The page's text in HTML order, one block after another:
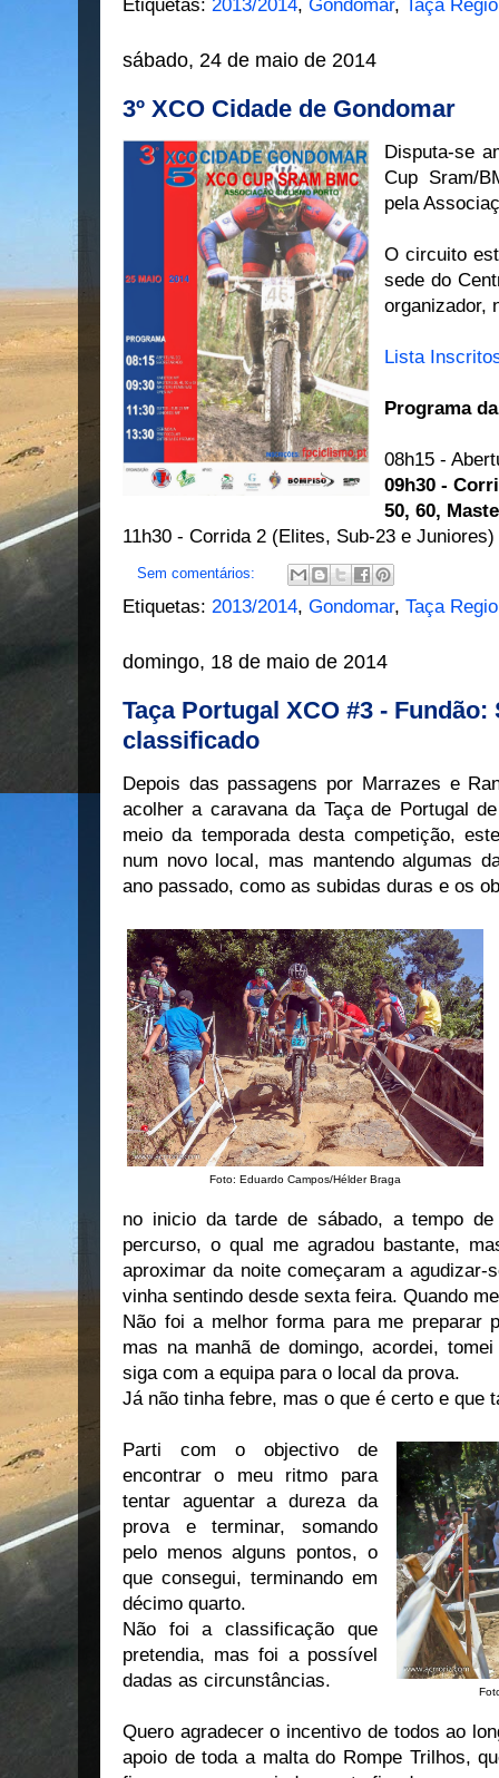
Etiquetas: 2013/2014, Gondomar, Taça
sábado, 24 de maio de 2014
3º XCO Cidade de Gondomar
Disputa-se
Cup Sram/
pela
O circuito
sede do
organizador,
Lista
Programa
08h15 -
09h30 -
50, 60,
11h30 - Corrida 2 (Elites, Sub-23 e Juniores)
Sem comentários:
Etiquetas: 2013/2014, Gondomar, Taça
domingo, 18 de maio de 2014
Taça Portugal XCO #3 - Fundão:
classificado
Depois das passagens por Marrazes e
acolher a caravana da Taça de Portugal
meio da temporada desta competição,
num novo local, mas mantendo algumas
ano passado, como as subidas duras e os
Foto: Eduardo Campos/Hélder Braga
no inicio da tarde de sábado, a tempo
percurso, o qual me agradou bastante,
aproximar da noite começaram a
vinha sentindo desde sexta feira. Quando
Não foi a melhor forma para me preparar
mas na manhã de domingo, acordei,
siga com a equipa para o local da prova.
Já não tinha febre, mas o que é certo e que
Parti com o objectivo de
encontrar o meu ritmo para
tentar aguentar a dureza da
prova e terminar, somando
pelo menos alguns pontos, o
que consegui, terminando em
décimo quarto.
Não foi a classificação que
pretendia, mas foi a possível
dadas as circunstâncias.
Quero agradecer o incentivo de todos ao
apoio de toda a malta do Rompe Trilhos,